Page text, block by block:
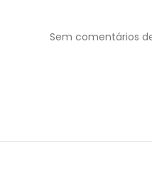
Sem comentários